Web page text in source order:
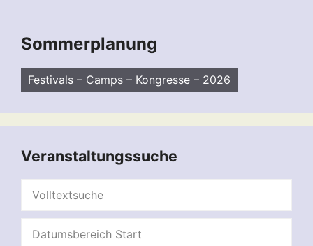
Sommerplanung
Festivals – Camps – Kongresse – 2026
Veranstaltungssuche